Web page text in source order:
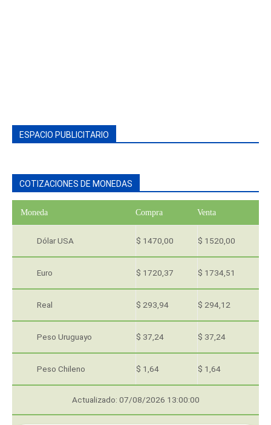
ESPACIO PUBLICITARIO
COTIZACIONES DE MONEDAS
Moneda Compra Venta
Dólar USA $ 1470,00 $ 1520,00
Euro $ 1720,37 $ 1734,51
Real $ 293,94 $ 294,12
Peso Uruguayo $ 37,24 $ 37,24
Peso Chileno $ 1,64 $ 1,64
Actualizado: 07/08/2026 13:00:00